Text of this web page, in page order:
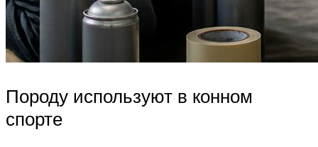
Породу используют в конном
спорте